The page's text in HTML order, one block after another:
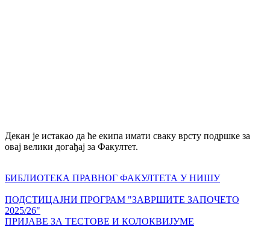
Декан је истакао да ће екипа имати сваку врсту подршке за
овај велики догађај за Факултет.
БИБЛИОТЕКА ПРАВНОГ ФАКУЛТЕТА У НИШУ
ПОДСТИЦАЈНИ ПРОГРАМ "ЗАВРШИТЕ ЗАПОЧЕТО
2025/26"
ПРИЈАВЕ ЗА ТЕСТОВЕ И КОЛОКВИЈУМЕ